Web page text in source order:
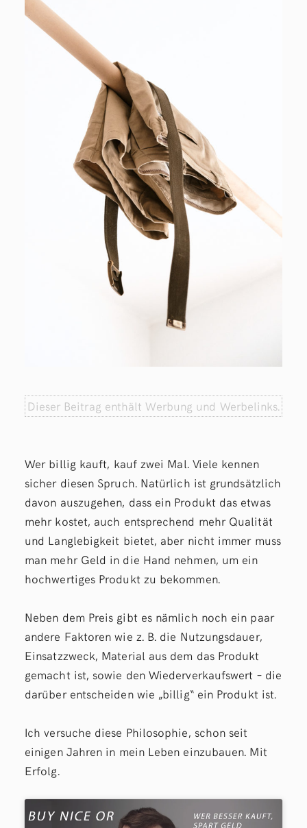
Dieser Beitrag enthält Werbung und Werbelinks.
Wer billig kauft, kauf zwei Mal. Viele kennen
sicher diesen Spruch. Natürlich ist grundsätzlich
davon auszugehen, dass ein Produkt das etwas
mehr kostet, auch entsprechend mehr Qualität
und Langlebigkeit bietet, aber nicht immer muss
man mehr Geld in die Hand nehmen, um ein
hochwertiges Produkt zu bekommen.
Neben dem Preis gibt es nämlich noch ein paar
andere Faktoren wie z. B. die Nutzungsdauer,
Einsatzzweck, Material aus dem das Produkt
gemacht ist, sowie den Wiederverkaufswert – die
darüber entscheiden wie „billig“ ein Produkt ist.
Ich versuche diese Philosophie, schon seit
einigen Jahren in mein Leben einzubauen. Mit
Erfolg.